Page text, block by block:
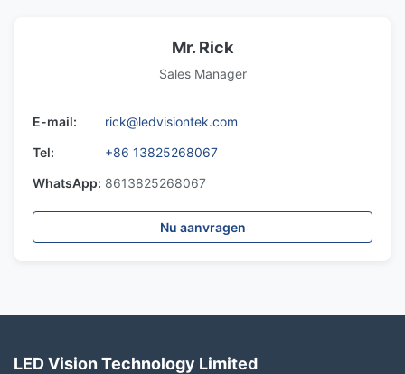
Mr. Rick
Sales Manager
E-mail:
rick@ledvisiontek.com
Tel:
+86 13825268067
WhatsApp: 8613825268067
Nu aanvragen
LED Vision Technology Limited